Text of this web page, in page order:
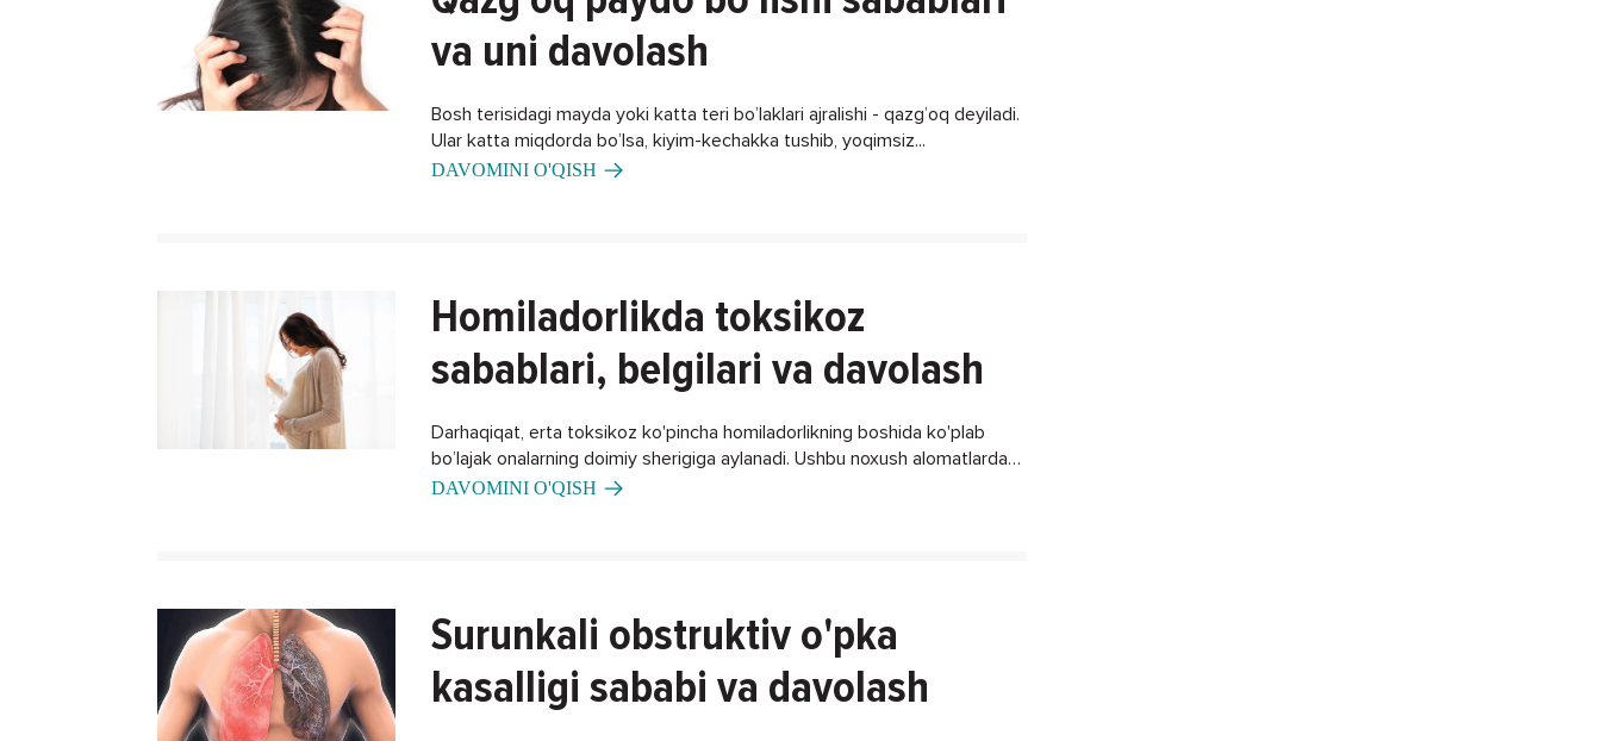
va uni davolash
Bosh terisidagi mayda yoki katta teri bo’laklari ajralishi - qazg’oq deyiladi.
Ular katta miqdorda bo’lsa, kiyim-kechakka tushib, yoqimsiz...
DAVOMINI O'QISH
Homiladorlikda toksikoz
sabablari, belgilari va davolash
Darhaqiqat, erta toksikoz ko'pincha homiladorlikning boshida ko'plab
bo’lajak onalarning doimiy sherigiga aylanadi. Ushbu noxush alomatlardan
xalos bo'lishning biron bir usuli bormi?
DAVOMINI O'QISH
Surunkali obstruktiv o'pka
kasalligi sababi va davolash